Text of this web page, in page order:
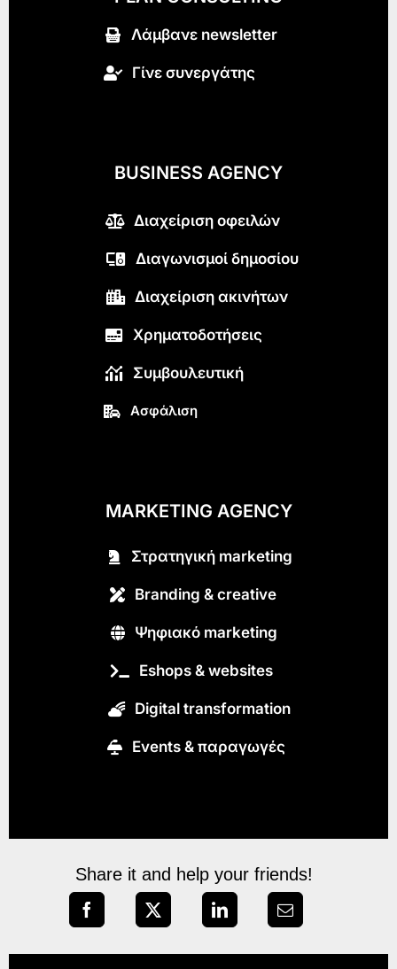
Λάμβανε newsletter
Γίνε συνεργάτης
BUSINESS AGENCY
Διαχείριση οφειλών
Διαγωνισμοί δημοσίου
Διαχείριση ακινήτων
Χρηματοδοτήσεις
Συμβουλευτική
Ασφάλιση
MARKETING AGENCY
Στρατηγική marketing
Branding & creative
Ψηφιακό marketing
Eshops & websites
Digital transformation
Εvents & παραγωγές
Share it and help your friends!